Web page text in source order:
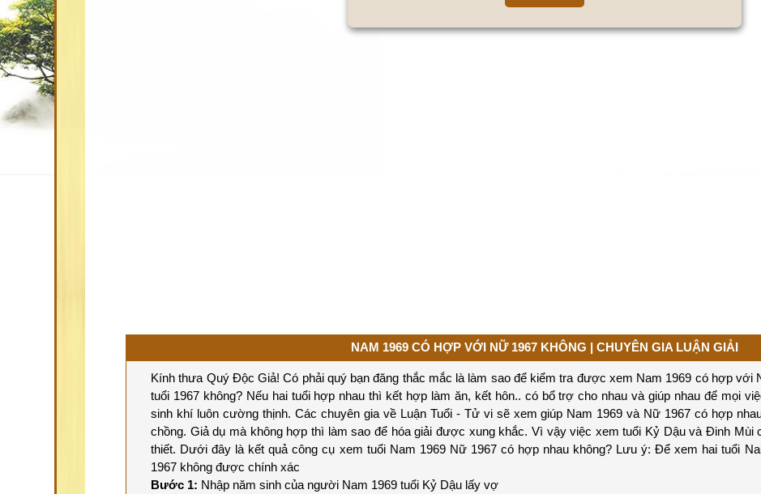
NAM 1969 CÓ HỢP VỚI NỮ 1967 KHÔNG | CHUYÊN GIA LUẬN GIẢI
Kính thưa Quý Độc Giả! Có phải quý bạn đăng thắc mắc là làm sao để kiểm tra được xem Nam 1969 có hợp với
tuổi 1967 không? Nếu hai tuổi hợp nhau thì kết hợp làm ăn, kết hôn.. có bổ trợ cho nhau và giúp nhau để mọi
sinh khí luôn cường thịnh. Các chuyên gia về Luận Tuổi - Tử vi sẽ xem giúp Nam 1969 và Nữ 1967 có hợp
chồng. Giả dụ mà không hợp thì làm sao để hóa giải được xung khắc. Vì vậy việc xem tuổi Kỷ Dậu và Đinh
thiết. Dưới đây là kết quả công cụ xem tuổi Nam 1969 Nữ 1967 có hợp nhau không? Lưu ý: Để xem hai tuổi
1967 không được chính xác
Bước 1: Nhập năm sinh của người Nam 1969 tuổi Kỷ Dậu lấy vợ